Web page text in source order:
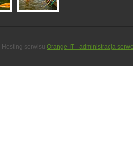
| Hosting serwisu Orange IT - administracja